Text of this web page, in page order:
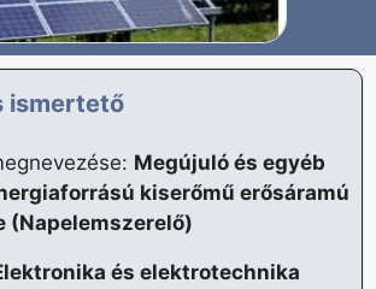
ismertető
Megújuló és egyéb
kiserőmű erősáramú
(Napelemszerelő)
és elektrotechnika